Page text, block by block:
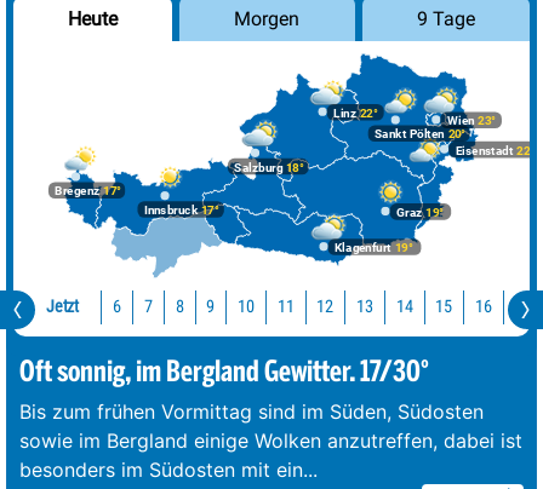
Heute Morgen 9 Tage
Bregenz17°
Graz19°
Innsbruck17°
Klagenfurt 19°
Linz22°
Salzburg18°
Wien 23°
Eisenstadt 22°
Sankt Pölten 20°
Jetzt 6 7 8 9 10 11 12 13 14 15 16 17
Oft sonnig, im Bergland Gewitter. 17/30°
Bis zum frühen Vormittag sind im Süden, Südosten
sowie im Bergland einige Wolken anzutreffen, dabei ist
besonders im Südosten mit ein...